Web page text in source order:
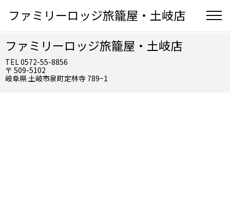
ファミリーロッジ旅籠屋・土岐店
ファミリーロッジ旅籠屋・土岐店
TEL 0572-55-8856
〒 509-5102
岐阜県 土岐市泉町定林寺 789−1